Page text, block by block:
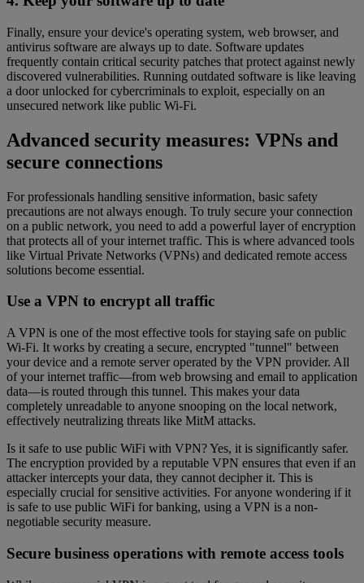
Finally, ensure your device's operating system, web browser, and
antivirus software are always up to date. Software updates
frequently contain critical security patches that protect against newly
discovered vulnerabilities. Running outdated software is like leaving
a door unlocked for cybercriminals to exploit, especially on an
unsecured network like public Wi-Fi.
Advanced security measures: VPNs and
secure connections
For professionals handling sensitive information, basic safety
precautions are not always enough. To truly secure your connection
on a public network, you need to add a powerful layer of encryption
that protects all of your internet traffic. This is where advanced tools
like Virtual Private Networks (VPNs) and dedicated remote access
solutions become essential.
Use a VPN to encrypt all traffic
A VPN is one of the most effective tools for staying safe on public
Wi-Fi. It works by creating a secure, encrypted "tunnel" between
your device and a remote server operated by the VPN provider. All
of your internet traffic—from web browsing and email to application
data—is routed through this tunnel. This makes your data
completely unreadable to anyone snooping on the local network,
effectively neutralizing threats like MitM attacks.
Is it safe to use public WiFi with VPN? Yes, it is significantly safer.
The encryption provided by a reputable VPN ensures that even if an
attacker intercepts your data, they cannot decipher it. This is
especially crucial for sensitive activities. For anyone wondering if it
is safe to use public WiFi for banking, using a VPN is a non-
negotiable security measure.
Secure business operations with remote access tools